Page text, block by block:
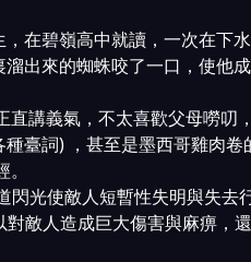
在碧嶺高中就讀，一次在下
出來的蜘蛛咬了一口，使他
講義氣，不太喜歡父母嘮叨
臺詞) ，甚至是墨西哥雞肉卷
閃光使敵人短暫性失明與失去
敵人造成巨大傷害與麻痹，